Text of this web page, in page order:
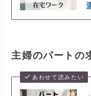
主婦のパートの
あわせて読みたい